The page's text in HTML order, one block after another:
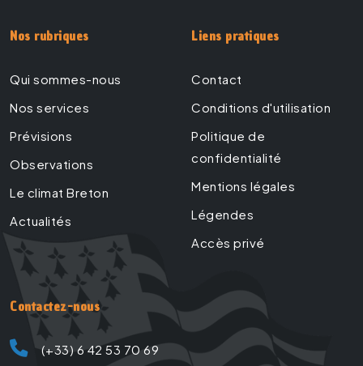
Nos rubriques
Qui sommes-nous
Nos services
Prévisions
Observations
Le climat Breton
Actualités
Liens pratiques
Contact
Conditions d'utilisation
Politique de
confidentialité
Mentions légales
Légendes
Accès privé
Contactez-nous
(+33) 6 42 53 70 69